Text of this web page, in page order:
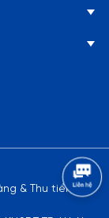
& Thu tiền tại